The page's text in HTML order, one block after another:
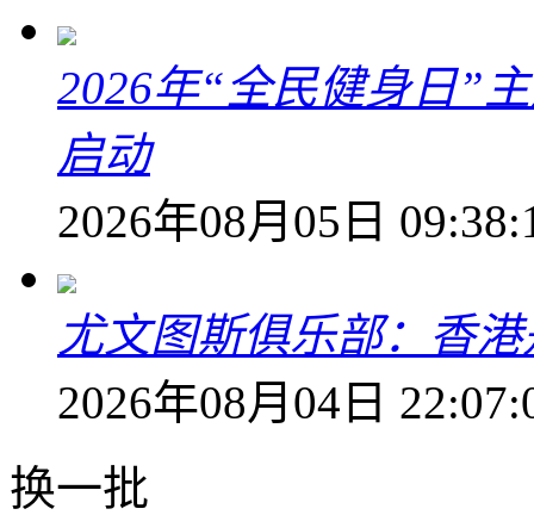
2026年“全民健身日”
启动
2026年08月05日
尤文图斯俱乐部：香
2026年08月04日
换一批